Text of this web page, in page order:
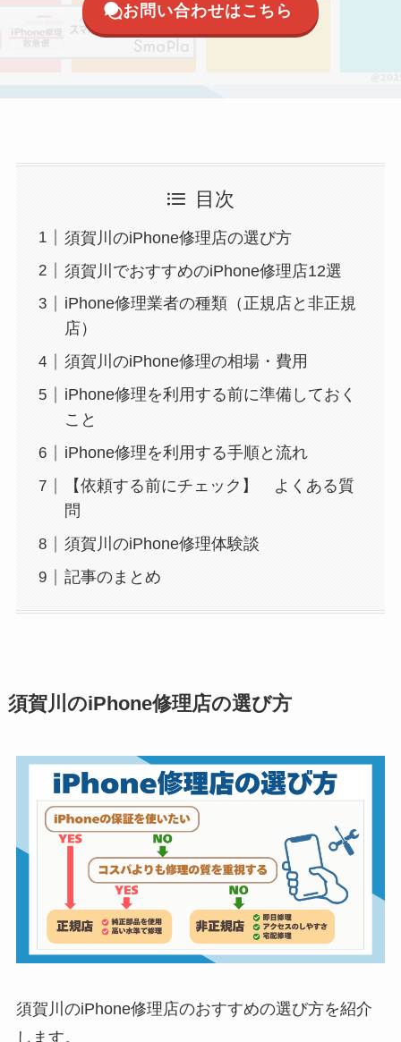
お問い合わせはこちら
目次
須賀川のiPhone修理店の選び方
須賀川でおすすめのiPhone修理店12選
iPhone修理業者の種類（正規店と非正規
店）
須賀川のiPhone修理の相場・費用
iPhone修理を利用する前に準備しておく
こと
iPhone修理を利用する手順と流れ
【依頼する前にチェック】 よくある質
問
須賀川のiPhone修理体験談
記事のまとめ
須賀川のiPhone修理店の選び方
須賀川のiPhone修理店のおすすめの選び方を紹介
します。